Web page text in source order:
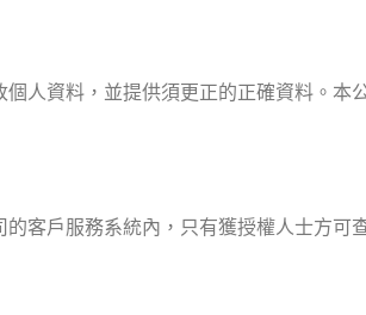
人資料，並提供須更正的正確資料。
客戶服務系統內，只有獲授權人士方可